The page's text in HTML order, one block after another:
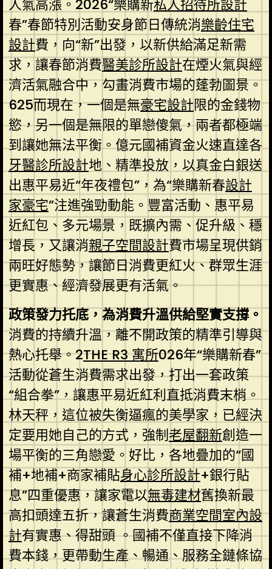
人氣高漲。2026“樂購新私人招待所設計
春”春節特別活動安身節日傳統消樂齡住宅
設計費，向“新”出發，以新供給滿足新需
求，讓春節消費醫美診所設計在煙火氣與經
濟活氣融合中，勾畫消費市場的蓬勃圖景。
625而現在，一個是無豪宅設計限的金錢物
慾，另一個是無限的單戀傻氣，兩者都極端
到讓她無法平衡。億元國補資金火速直達各
牙醫診所設計地、精準投放，以真金白銀送
出惠平易近“年夜禮包”，為“樂購新春設計
家豪宅”注進強勁動能。豐富活動、惠平易
近紅包、多元場景，既擴內需、促升級、穩
增長，又讓消親子空間設計費市場呈現供銷
兩旺好態勢，讓節日消費更紅火、群眾生涯
更實惠、經濟發展更有活氣。
政策發力托底，為消費升溫供給堅實支撐。
消費的持續升溫，離不開政策的精準引導與
熱心托舉。2THE R3 寓所026年“樂購新春”
活動從蒼生消費需求出發，打出一套政策
“組合拳”，讓惠平易近紅利直抵消費末梢。
林天秤，這位被失衡逼瘋的美學家，已經決
定要用她自己的方式，強制老屋翻新創造一
場平衡的三角戀愛。好比，各地疊加的“國
補+地補+商家補貼身心診所設計+銀行貼
息”四重優惠，讓家電以無毒建材舊換新最
高扣頭達五折，讓蒼生消費商業空間室內設
計有實惠、得甜頭 。國補不僅直接下降消
費本錢，更帶動生產、暢通、服務全鏈條協